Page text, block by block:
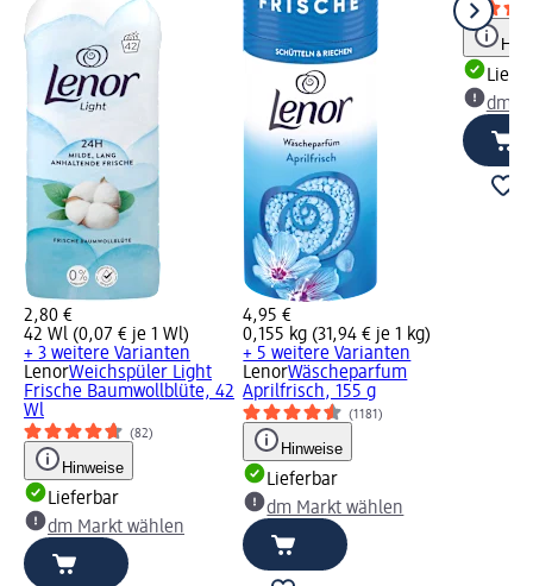
2,80 €
42 Wl (0,07 € je 1 Wl)
+ 3 weitere Varianten
LenorWeichspüler Light
Frische Baumwollblüte, 42
Wl
(82)
Hinweise
Lieferbar
dm Markt wählen
4,95 €
0,155 kg (31,94 € je 1 kg)
+ 5 weitere Varianten
LenorWäscheparfum
Aprilfrisch, 155 g
(1181)
Hinweise
Lieferbar
dm Markt wählen
dm